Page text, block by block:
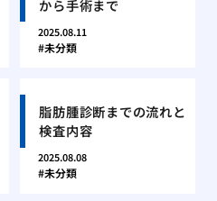
から手術まで
2025.08.11
未分類
脂肪腫診断までの流れと
検査内容
2025.08.08
未分類